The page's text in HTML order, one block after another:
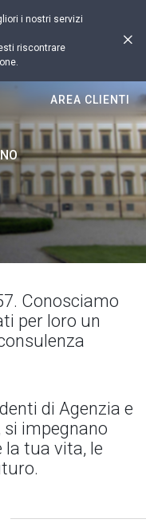
i nostri servizi
riscontrare
AREA CLIENTI
Conosciamo
per loro un
di Agenzia e
impegnano
la tua vita, le